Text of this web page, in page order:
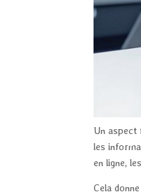
Un aspect
les
en ligne,
Cela